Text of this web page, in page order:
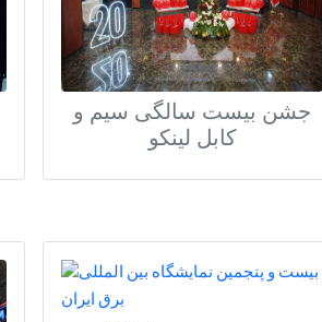
جشن بیست سالگی سیم و
کابل لینکو